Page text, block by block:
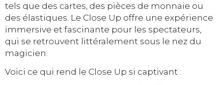
tels que des cartes, des pièces de monnaie ou
des élastiques. Le Close Up offre une expérience
immersive et fascinante pour les spectateurs,
qui se retrouvent littéralement sous le nez du
magicien.
Voici ce qui rend le Close Up si captivant :